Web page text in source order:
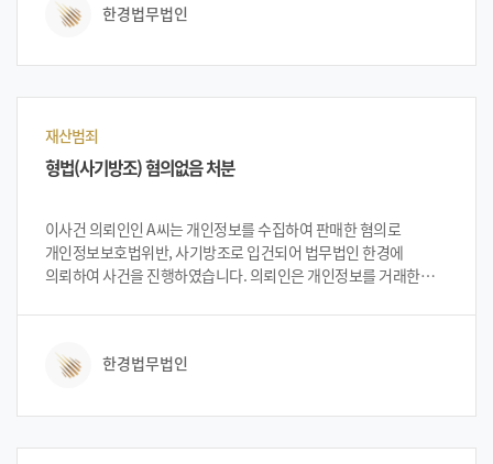
무혐의처분을 충분히 받을 수 있다고 설명하고 사건을 진행하게
한경법무법인
재산범죄
형법(사기방조) 혐의없음 처분
이사건 의뢰인인 A씨는 개인정보를 수집하여 판매한 혐의로
개인정보보호법위반, 사기방조로 입건되어 법무법인 한경에
의뢰하여 사건을 진행하였습니다. 의뢰인은 개인정보를 거래한
부인하였는데요. 법무법인 한경 변호인단은 의뢰인에게 사기방조
설명하고 사건을 진행하게 되었습니다.
한경법무법인